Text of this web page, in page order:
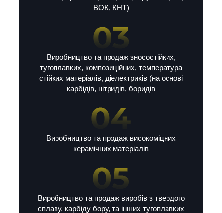
ВОК, КНТ)
Виробництво та продаж зносостійких,
тугоплавких, композиційних, температура
стійких матеріалів, діелектриків (на основі
карбідів, нітридів, боридів
Виробництво та продаж високоміцних
керамічних матеріалів
Виробництво та продаж виробів з твердого
сплаву, карбіду бору, та інших тугоплавких